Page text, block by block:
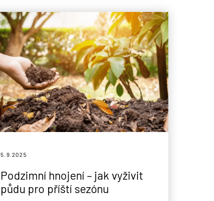
5.9. 2025
Podzimní hnojení – jak vyživit
půdu pro příští sezónu